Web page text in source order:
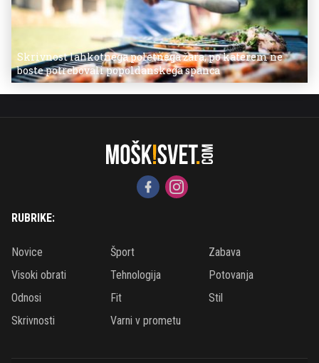
Skrivnost lahkotnega poletnega žara, po katerem ne
boste potrebovali popoldanskega spanca
RUBRIKE:
Novice Šport
Zabava
Visoki obrati
Tehnologija
Potovanja
Odnosi
Fit
Stil
Skrivnosti
Varni v prometu